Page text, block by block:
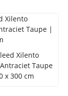
Xilento
Taupe
x 300 cm